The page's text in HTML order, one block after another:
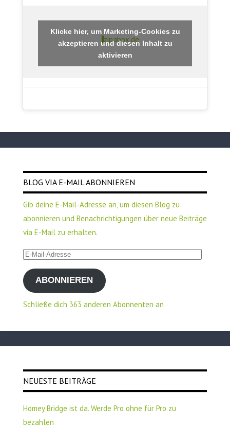
zipabox.de
Klicke hier, um Marketing-Cookies zu
akzeptieren und diesen Inhalt zu
aktivieren
BLOG VIA E-MAIL ABONNIEREN
Gib deine E-Mail-Adresse an, um diesen Blog zu
abonnieren und Benachrichtigungen über neue Beiträge
via E-Mail zu erhalten.
E-
Mail-
AdresseABONNIEREN
Schließe dich 363 anderen Abonnenten an
NEUESTE BEITRÄGE
Homey Bridge ist da. Werde Pro ohne für Pro zu
bezahlen